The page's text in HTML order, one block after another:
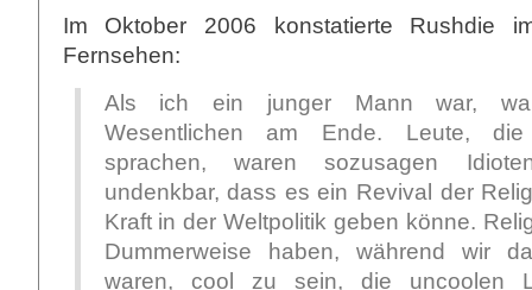
Im Oktober 2006 konstatierte Rushdie
Fernsehen:
Als ich ein junger Mann war,
Wesentlichen am Ende. Leute,
sprachen, waren sozusagen
undenkbar, dass es ein Revival der
Kraft in der Weltpolitik geben könne.
Dummerweise haben, während wir
waren, cool zu sein, die uncoolen